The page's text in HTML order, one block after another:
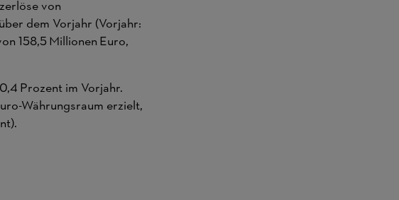
von
dem Vorjahr (Vorjahr:
158,5 Millionen Euro,
Prozent im Vorjahr.
Währungsraum erzielt,